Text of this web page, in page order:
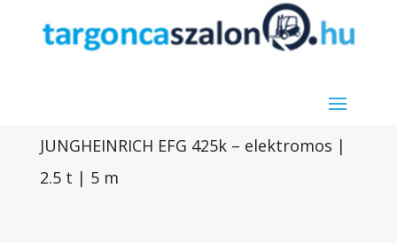
JUNGHEINRICH EFG 425k – elektromos |
2.5 t | 5 m